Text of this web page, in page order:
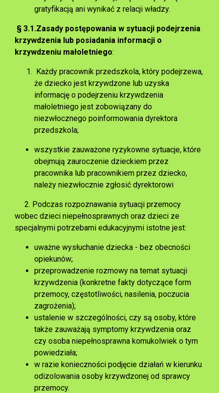
gratyfikacją ani wynikać z relacji władzy.
§ 3.1.Zasady postępowania w sytuacji podejrzenia
krzywdzenia lub posiadania informacji o
krzywdzeniu małoletniego:
Każdy pracownik przedszkola, który podejrzewa,
że dziecko jest krzywdzone lub uzyska
informację o podejrzeniu krzywdzenia
małoletniego jest zobowiązany do
niezwłocznego poinformowania dyrektora
przedszkola;
wszystkie zauważone ryzykowne sytuacje, które
obejmują zauroczenie dzieckiem przez
pracownika lub pracownikiem przez dziecko,
należy niezwłocznie zgłosić dyrektorowi
2. Podczas rozpoznawania sytuacji przemocy
wobec dzieci niepełnosprawnych oraz dzieci ze
specjalnymi potrzebami edukacyjnymi istotne jest:
uważne wysłuchanie dziecka - bez obecności
opiekunów;
przeprowadzenie rozmowy na temat sytuacji
krzywdzenia (konkretne fakty dotyczące form
przemocy, częstotliwości, nasilenia, poczucia
zagrożenia);
ustalenie w szczególności, czy są osoby, które
także zauważają symptomy krzywdzenia oraz
czy osoba niepełnosprawna komukolwiek o tym
powiedziała;
w razie konieczności podjęcie działań w kierunku
odizolowania osoby krzywdzonej od sprawcy
przemocy.